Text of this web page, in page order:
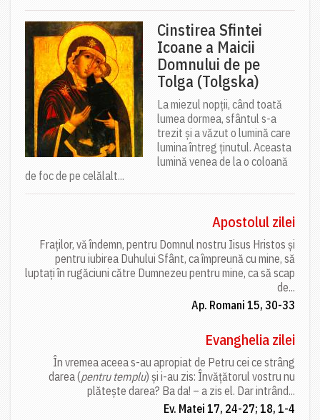
Cinstirea Sfintei
Icoane a Maicii
Domnului de pe
Tolga (Tolgska)
La miezul nopții, când toată
lumea dormea, sfântul s-a
trezit și a văzut o lumină care
lumina întreg ținutul. Aceasta
lumină venea de la o coloană
de foc de pe celălalt...
Apostolul zilei
Fraților, vă îndemn, pentru Domnul nostru Iisus Hristos și
pentru iubirea Duhului Sfânt, ca împreună cu mine, să
luptați în rugăciuni către Dumnezeu pentru mine, ca să scap
de...
Ap. Romani 15, 30-33
Evanghelia zilei
În vremea aceea s-au apropiat de Petru cei ce strâng
darea (pentru templu) și i-au zis: Învățătorul vostru nu
plătește darea? Ba da! – a zis el. Dar intrând...
Ev. Matei 17, 24-27; 18, 1-4